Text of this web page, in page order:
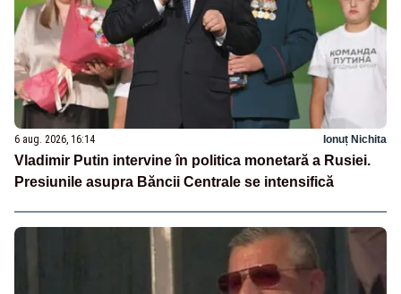
6 aug. 2026, 16:14 Ionuț Nichita
Vladimir Putin intervine în politica monetară a Rusiei.
Presiunile asupra Băncii Centrale se intensifică